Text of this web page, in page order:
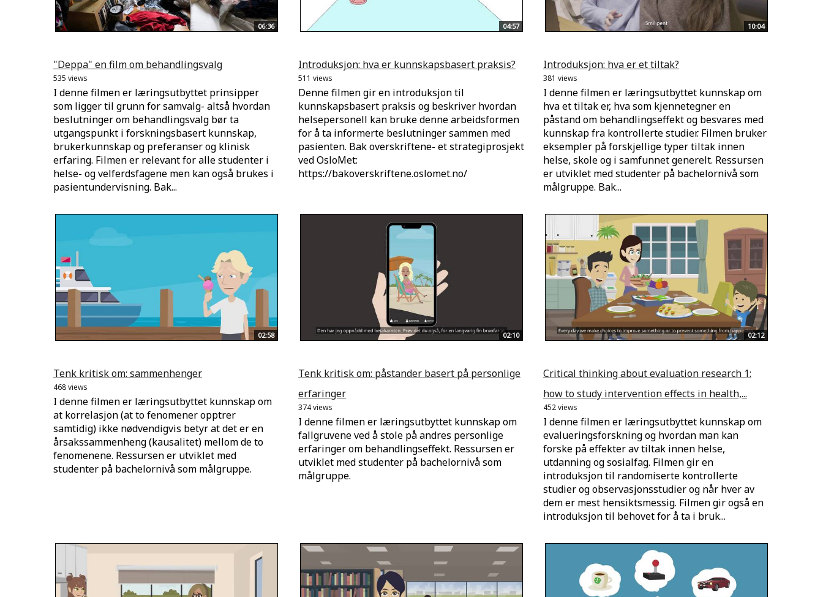
06:36
"Deppa" en film om behandlingsvalg
535 views
I denne filmen er læringsutbyttet prinsipper
som ligger til grunn for samvalg- altså hvordan
beslutninger om behandlingsvalg bør ta
utgangspunkt i forskningsbasert kunnskap,
brukerkunnskap og preferanser og klinisk
erfaring. Filmen er relevant for alle studenter i
helse- og velferdsfagene men kan også brukes i
pasientundervisning. Bak...
04:57
Introduksjon: hva er kunnskapsbasert praksis?
511 views
Denne filmen gir en introduksjon til
kunnskapsbasert praksis og beskriver hvordan
helsepersonell kan bruke denne arbeidsformen
for å ta informerte beslutninger sammen med
pasienten. Bak overskriftene- et strategiprosjekt
ved OsloMet:
https://bakoverskriftene.oslomet.no/
10:04
Introduksjon: hva er et tiltak?
381 views
I denne filmen er læringsutbyttet kunnskap om
hva et tiltak er, hva som kjennetegner en
påstand om behandlingseffekt og besvares med
kunnskap fra kontrollerte studier. Filmen bruker
eksempler på forskjellige typer tiltak innen
helse, skole og i samfunnet generelt. Ressursen
er utviklet med studenter på bachelornivå som
målgruppe. Bak...
02:58
Tenk kritisk om: sammenhenger
468 views
I denne filmen er læringsutbyttet kunnskap om
at korrelasjon (at to fenomener opptrer
samtidig) ikke nødvendigvis betyr at det er en
årsakssammenheng (kausalitet) mellom de to
fenomenene. Ressursen er utviklet med
studenter på bachelornivå som målgruppe.
02:10
Tenk kritisk om: påstander basert på personlige
erfaringer
374 views
I denne filmen er læringsutbyttet kunnskap om
fallgruvene ved å stole på andres personlige
erfaringer om behandlingseffekt. Ressursen er
utviklet med studenter på bachelornivå som
målgruppe.
02:12
Critical thinking about evaluation research 1:
how to study intervention effects in health,...
452 views
I denne filmen er læringsutbyttet kunnskap om
evalueringsforskning og hvordan man kan
forske på effekter av tiltak innen helse,
utdanning og sosialfag. Filmen gir en
introduksjon til randomiserte kontrollerte
studier og observasjonsstudier og når hver av
dem er mest hensiktsmessig. Filmen gir også en
introduksjon til behovet for å ta i bruk...